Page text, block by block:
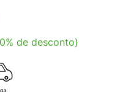
de desconto)